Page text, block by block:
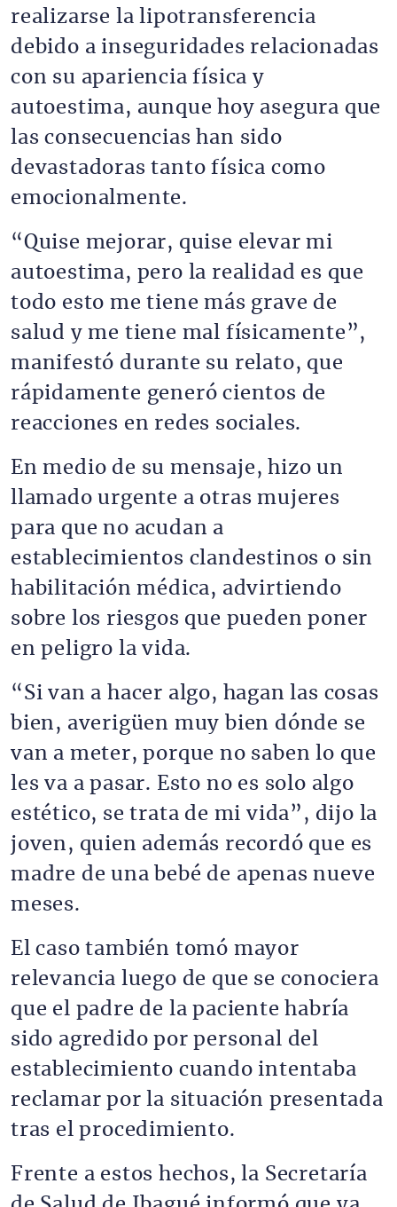
realizarse la lipotransferencia
debido a inseguridades relacionadas
con su apariencia física y
autoestima, aunque hoy asegura que
las consecuencias han sido
devastadoras tanto física como
emocionalmente.
“Quise mejorar, quise elevar mi
autoestima, pero la realidad es que
todo esto me tiene más grave de
salud y me tiene mal físicamente”,
manifestó durante su relato, que
rápidamente generó cientos de
reacciones en redes sociales.
En medio de su mensaje, hizo un
llamado urgente a otras mujeres
para que no acudan a
establecimientos clandestinos o sin
habilitación médica, advirtiendo
sobre los riesgos que pueden poner
en peligro la vida.
“Si van a hacer algo, hagan las cosas
bien, averigüen muy bien dónde se
van a meter, porque no saben lo que
les va a pasar. Esto no es solo algo
estético, se trata de mi vida”, dijo la
joven, quien además recordó que es
madre de una bebé de apenas nueve
meses.
El caso también tomó mayor
relevancia luego de que se conociera
que el padre de la paciente habría
sido agredido por personal del
establecimiento cuando intentaba
reclamar por la situación presentada
tras el procedimiento.
Frente a estos hechos, la Secretaría